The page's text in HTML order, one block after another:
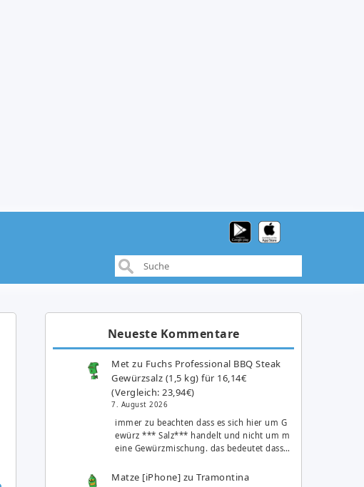
Neueste Kommentare
Met zu Fuchs Professional BBQ Steak
Gewürzsalz (1,5 kg) für 16,14€
(Vergleich: 23,94€)
7. August 2026
immer zu beachten dass es sich hier um G
ewürz *** Salz*** handelt und nicht um m
eine Gewürzmischung. das bedeutet dass…
Matze [iPhone] zuTramontina